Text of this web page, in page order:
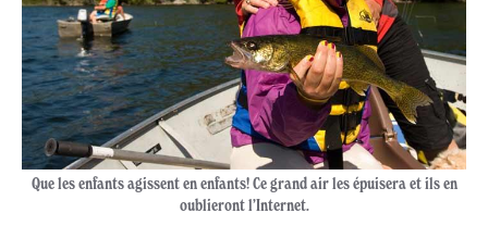
Que les enfants agissent en enfants! Ce grand air les épuisera et ils en
oublieront l’Internet.